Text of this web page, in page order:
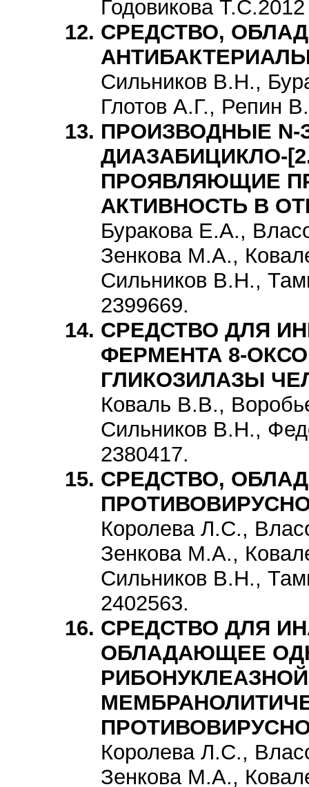
Годовикова
СРЕДСТВО,
Сильников В.Н.,
Глотов А.Г., Репин
ПРОИЗВОДНЫЕ
ДИАЗАБИЦИКЛО-
ПРОЯВЛЯЮЩИЕ
АКТИВНОСТЬ В
Буракова Е.А.,
Зенкова М.А.,
Сильников В.Н.,
2399669.
СРЕДСТВО ДЛЯ
ФЕРМЕНТА 8-
ГЛИКОЗИЛАЗЫ
Коваль В.В.,
Сильников В.Н.,
2380417.
СРЕДСТВО,
Королева Л.С.,
Зенкова М.А.,
Сильников В.Н.,
2402563.
СРЕДСТВО ДЛЯ
ОБЛАДАЮЩЕЕ
Королева Л.С.,
Зенкова М.А.,